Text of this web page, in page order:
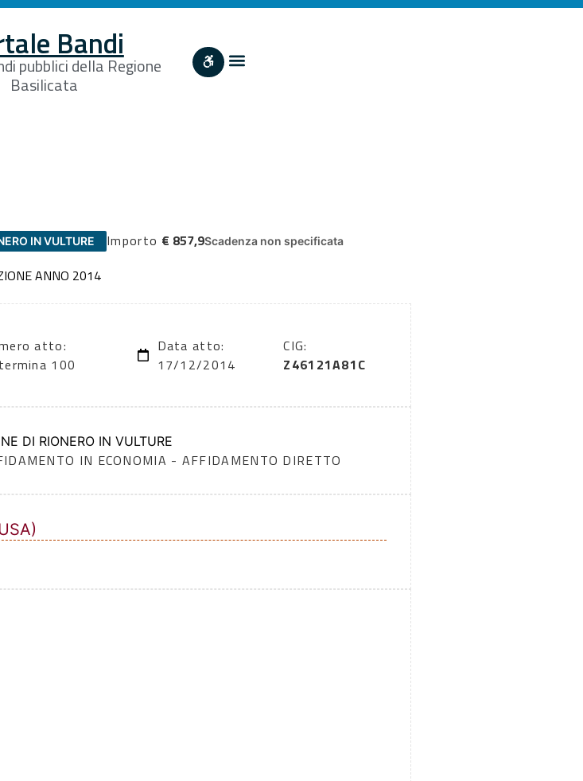
Bandi
pubblici della Regione
Basilicata
IN VULTURE Importo € 857,9Scadenza non specificata
ANNO 2014
atto:
100
Data atto:
17/12/2014
CIG:
Z46121A81C
DI RIONERO IN VULTURE
IN ECONOMIA - AFFIDAMENTO DIRETTO